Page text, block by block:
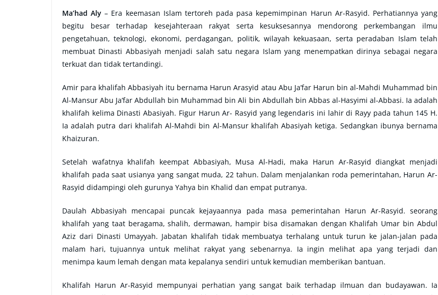
Ma’had Aly – Era keemasan Islam tertoreh pada pasa kepemimpinan Harun Ar-Rasyid. Perhatiannya yang
begitu besar terhadap kesejahteraan rakyat serta kesuksesannya mendorong perkembangan ilmu
pengetahuan, teknologi, ekonomi, perdagangan, politik, wilayah kekuasaan, serta peradaban Islam telah
membuat Dinasti Abbasiyah menjadi salah satu negara Islam yang menempatkan dirinya sebagai negara
terkuat dan tidak tertandingi.
Amir para khalifah Abbasiyah itu bernama Harun Arasyid atau Abu Ja’far Harun bin al-Mahdi Muhammad bin
Al-Mansur Abu Ja’far Abdullah bin Muhammad bin Ali bin Abdullah bin Abbas al-Hasyimi al-Abbasi. Ia adalah
khalifah kelima Dinasti Abasiyah. Figur Harun Ar- Rasyid yang legendaris ini lahir di Rayy pada tahun 145 H.
Ia adalah putra dari khalifah Al-Mahdi bin Al-Mansur khalifah Abasiyah ketiga. Sedangkan ibunya bernama
Khaizuran.
Setelah wafatnya khalifah keempat Abbasiyah, Musa Al-Hadi, maka Harun Ar-Rasyid diangkat menjadi
khalifah pada saat usianya yang sangat muda, 22 tahun. Dalam menjalankan roda pemerintahan, Harun Ar-
Rasyid didampingi oleh gurunya Yahya bin Khalid dan empat putranya.
Daulah Abbasiyah mencapai puncak kejayaannya pada masa pemerintahan Harun Ar-Rasyid. seorang
khalifah yang taat beragama, shalih, dermawan, hampir bisa disamakan dengan Khalifah Umar bin Abdul
Aziz dari Dinasti Umayyah. Jabatan khalifah tidak membuatya terhalang untuk turun ke jalan-jalan pada
malam hari, tujuannya untuk melihat rakyat yang sebenarnya. Ia ingin melihat apa yang terjadi dan
menimpa kaum lemah dengan mata kepalanya sendiri untuk kemudian memberikan bantuan.
Khalifah Harun Ar-Rasyid mempunyai perhatian yang sangat baik terhadap ilmuan dan budayawan. Ia